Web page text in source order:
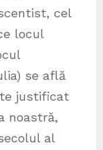
cel
locul
se află
justificat
noastră,
al